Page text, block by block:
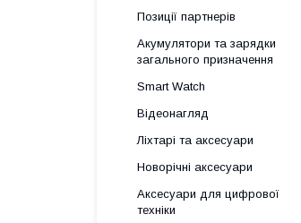
Позиції партнерів
Акумулятори та зарядки
загального призначення
Smart Watch
Відеонагляд
Ліхтарі та аксесуари
Новорічні аксесуари
Аксесуари для цифрової
техніки